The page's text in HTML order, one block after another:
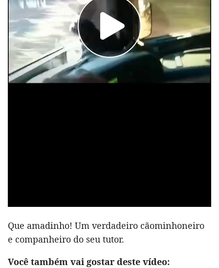
Que amadinho! Um verdadeiro cãominhoneiro
e companheiro do seu tutor.
Você também vai gostar deste vídeo: